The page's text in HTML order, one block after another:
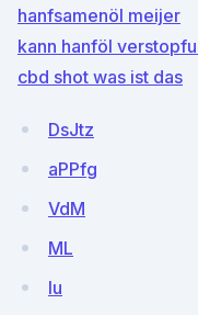
hanfsamenöl meijer
kann hanföl
cbd shot was ist das
DsJtz
aPPfg
VdM
ML
lu